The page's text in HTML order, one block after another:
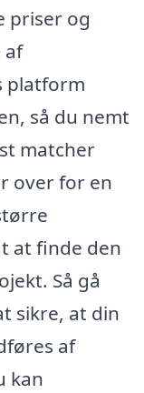
priser og
af
platform
så du nemt
matcher
over for en
at finde den
Så gå
sikre, at din
af
kan